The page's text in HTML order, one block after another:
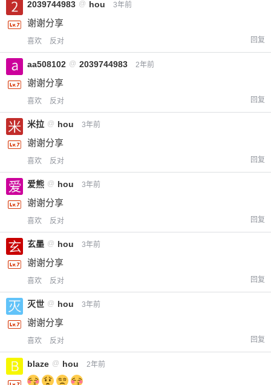
2039744983 @ hou 3年前
谢谢分享
喜欢 反对 回复
aa508102 @ 2039744983 2年前
谢谢分享
喜欢 反对 回复
米拉 @ hou 3年前
谢谢分享
喜欢 反对 回复
爱熊 @ hou 3年前
谢谢分享
喜欢 反对 回复
玄墨 @ hou 3年前
谢谢分享
喜欢 反对 回复
灭世 @ hou 3年前
谢谢分享
喜欢 反对 回复
blaze @ hou 2年前
忘记密码？